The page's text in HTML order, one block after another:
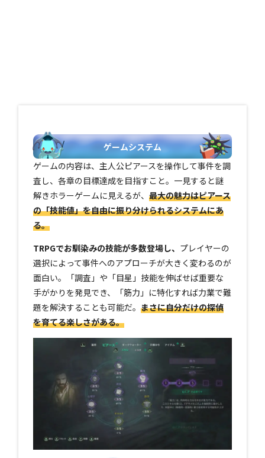
ゲームシステム
ゲームの内容は、主人公ピアースを操作して事件を調
査し、各章の目標達成を目指すこと。一見すると謎
解きホラーゲームに見えるが、最大の魅力はピアース
の「技能値」を自由に振り分けられるシステムにあ
る。
TRPGでお馴染みの技能が多数登場し、 プレイヤーの
選択によって事件へのアプローチが大きく変わるのが
面白い。「調査」や「目星」技能を伸ばせば重要な
手がかりを発見でき、「筋力」に特化すれば力業で難
題を解決することも可能だ。まさに自分だけの探偵
を育てる楽しさがある。